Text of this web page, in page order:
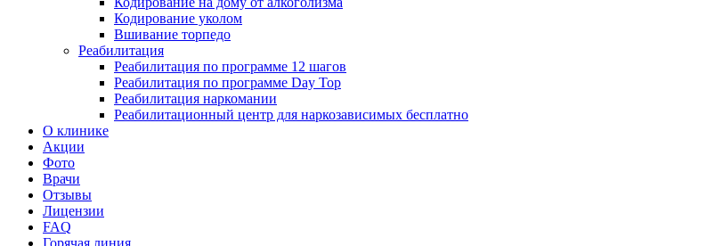
Кодирование уколом
Вшивание торпедо
Реабилитация
Реабилитация по программе 12 шагов
Реабилитация по программе Day Top
Реабилитация наркомании
Реабилитационный центр для наркозависимых бесплатно
О клинике
Акции
Фото
Врачи
Отзывы
Лицензии
FAQ
Горячая линия